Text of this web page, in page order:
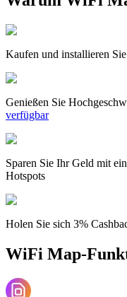
Kaufen und installieren
Genießen Sie
verfügbar
Sparen Sie Ihr Geld mit
Hotspots
Holen Sie sich 3%
WiFi Map-